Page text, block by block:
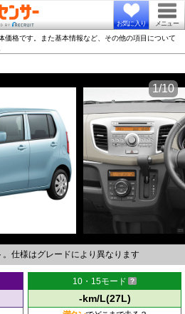
お気に入り メニュー
価格です。また基本情報など、その他の項目について
仕様はグレードにより異なります
1/10
10・15モード
-km/L(27L)